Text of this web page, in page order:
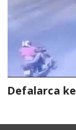
Defalarca